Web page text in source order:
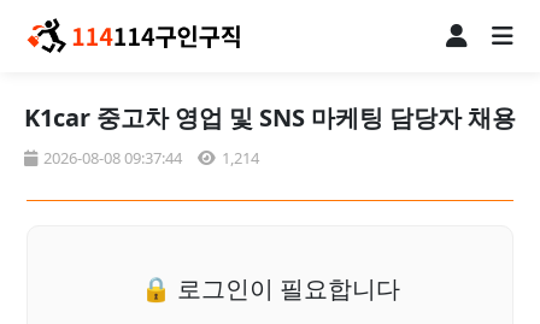
K1car 중고차 영업 및 SNS 마케팅 담당자 채용
2026-08-08 09:37:44 1,214
🔒 로그인이 필요합니다